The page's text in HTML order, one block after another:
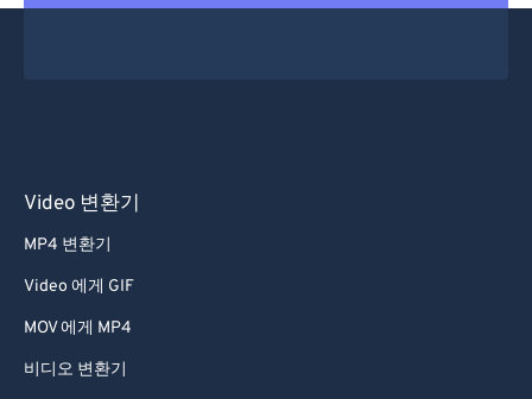
Video 변환기
MP4 변환기
Video 에게 GIF
MOV 에게 MP4
비디오 변환기